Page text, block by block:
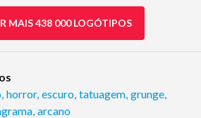
MAIS 438 000 LOGÓTIPOS
horror, escuro tatuagem grunge
arcano